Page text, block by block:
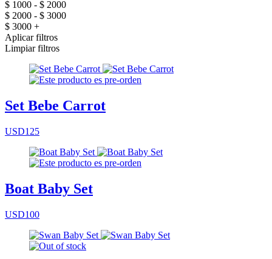
$ 1000 - $ 2000
$ 2000 - $ 3000
$ 3000 +
Aplicar filtros
Limpiar filtros
Set Bebe Carrot
USD125
Boat Baby Set
USD100